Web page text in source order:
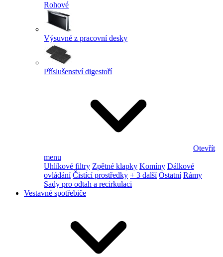
Rohové
Výsuvné z pracovní desky
Příslušenství digestoří
Otevřít
menu
Uhlíkové filtry Zpětné klapky Komíny Dálkové
ovládání Čistící prostředky + 3 další Ostatní Rámy
Sady pro odtah a recirkulaci
Vestavné spotřebiče